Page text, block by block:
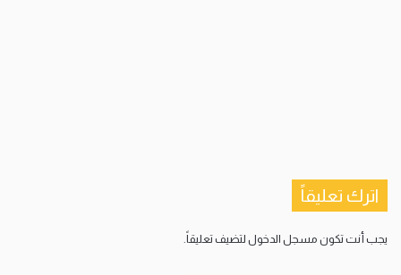
اترك تعليقاً
يجب أنت تكون مسجل الدخول لتضيف تعليقاً.